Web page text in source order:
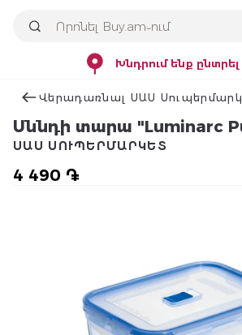
Խնդրում ենք
Վերադառնալ ՍԱՍ
Սննդի տարա "Luminarc
4 490 ֏
ՍԱՍ ՍՈՒՊԵՐՄԱՐԿԵՏ